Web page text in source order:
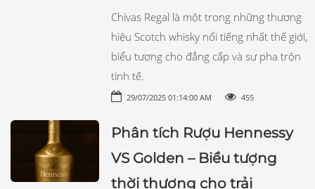
Chivas Regal là một trong những thương
hiệu Scotch whisky nổi tiếng nhất thế giới,
biểu tượng cho đẳng cấp và sự pha trộn
tinh tế.
29/07/2025 01:14:00 AM 455
Phân tích Rượu Hennessy
VS Golden – Biểu tượng
thời thượng cho trải